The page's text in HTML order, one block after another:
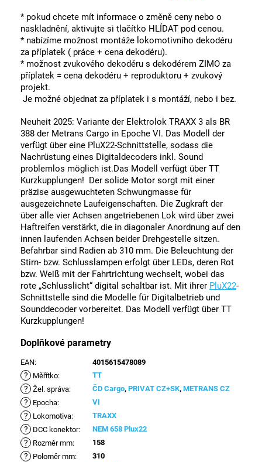
* pokud chcete mít informace o změně ceny nebo o
naskladnění, aktivujte si tlačítko HLÍDAT pod cenou.
* nabízíme možnost montáže lokomotivního dekodéru
za příplatek ( práce + cena dekodéru).
* možnost zvukového dekodéru s dekodérem ZIMO za
příplatek = cena dekodéru + reproduktoru + zvukový
projekt.
Je možné objednat za příplatek i s montáží, nebo i bez.
Neuheit 2025: Variante der Elektrolok TRAXX 3 als BR
388 der Metrans Cargo in Epoche VI. Das Modell der
verfügt über eine PluX22-Schnittstelle, sodass die
Nachrüstung eines Digitaldecoders inkl. Sound
problemlos möglich ist.Das Modell verfügt über TT
Kurzkupplungen!
Der solide Motor sorgt mit einer
präzise ausgewuchteten Schwungmasse für
ausgezeichnete Laufeigenschaften. Die Zugkraft der
über alle vier Achsen angetriebenen Lok wird über zwei
Haftreifen verstärkt, die in diagonaler Anordnung auf den
innen laufenden Achsen beider Drehgestelle sitzen.
Befahrbar sind Radien ab 310 mm. Die Beleuchtung der
Stirn- bzw. Schlusslampen erfolgt über LEDs, deren Rot
bzw. Weiß mit der Fahrtrichtung wechselt, wobei das
rote „Schlusslicht“ digital schaltbar ist. Mit ihrer PluX22-
Schnittstelle sind die Modelle für Digitalbetrieb und
Sounddecoder vorbereitet. Das Modell verfügt über TT
Kurzkupplungen!
Doplňkové parametry
EAN: 4015615478089
? Měřítko: TT
? Žel. správa: ČD Cargo, PRIVAT CZ+SK, METRANS CZ
? Epocha: VI
? Lokomotiva: TRAXX
? DCC konektor: NEM 658 Plux22
? Rozměr mm: 158
? Poloměr mm:
310